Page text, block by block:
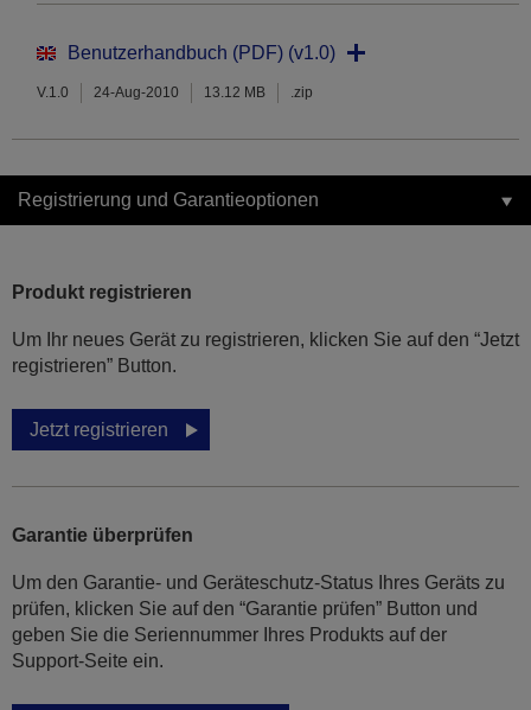
Benutzerhandbuch (PDF) (v1.0)
V.1.0 24-Aug-2010 13.12 MB .zip
Registrierung und Garantieoptionen
Produkt registrieren
Um Ihr neues Gerät zu registrieren, klicken Sie auf den “Jetzt
registrieren” Button.
Jetzt registrieren
Garantie überprüfen
Um den Garantie- und Geräteschutz-Status Ihres Geräts zu
prüfen, klicken Sie auf den “Garantie prüfen” Button und
geben Sie die Seriennummer Ihres Produkts auf der
Support-Seite ein.